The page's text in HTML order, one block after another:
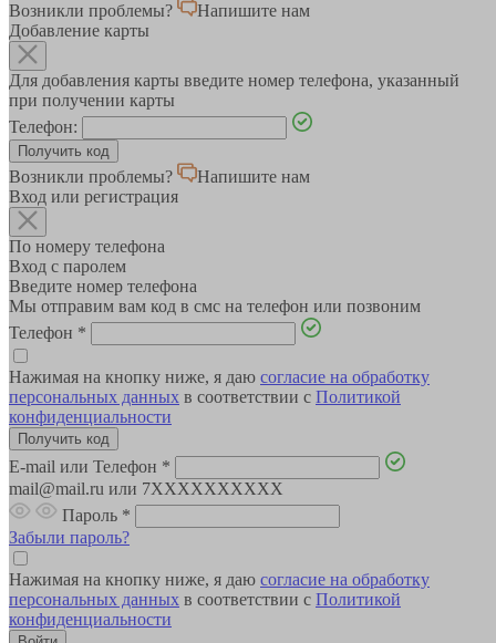
Возникли проблемы?
Напишите нам
Добавление карты
Для добавления карты введите номер телефона, указанный
при получении карты
Телефон:
Возникли проблемы?
Напишите нам
Вход или регистрация
По номеру телефона
Вход с паролем
Введите номер телефона
Мы отправим вам код в смс на телефон или позвоним
Телефон *
Нажимая на кнопку ниже, я даю согласие на обработку
персональных данных в соответствии с Политикой
конфиденциальности
E-mail или Телефон *
mail@mail.ru или 7XXXXXXXXXX
Пароль *
Забыли пароль?
Нажимая на кнопку ниже, я даю согласие на обработку
персональных данных в соответствии с Политикой
конфиденциальности